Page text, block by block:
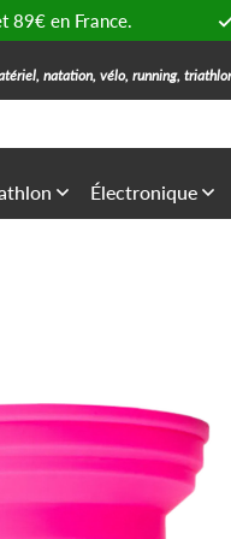
89€ en France.
natation, vélo, running,
Électronique